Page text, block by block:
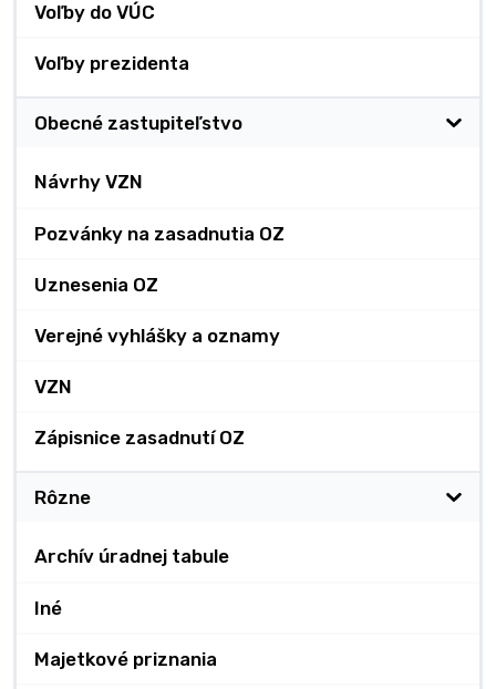
Voľby do VÚC
Voľby prezidenta
Obecné zastupiteľstvo
Návrhy VZN
Pozvánky na zasadnutia OZ
Uznesenia OZ
Verejné vyhlášky a oznamy
VZN
Zápisnice zasadnutí OZ
Rôzne
Archív úradnej tabule
Iné
Majetkové priznania